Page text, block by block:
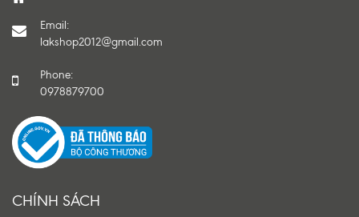
Email:
lakshop2012@gmail.com
Phone:
0978879700
CHÍNH SÁCH